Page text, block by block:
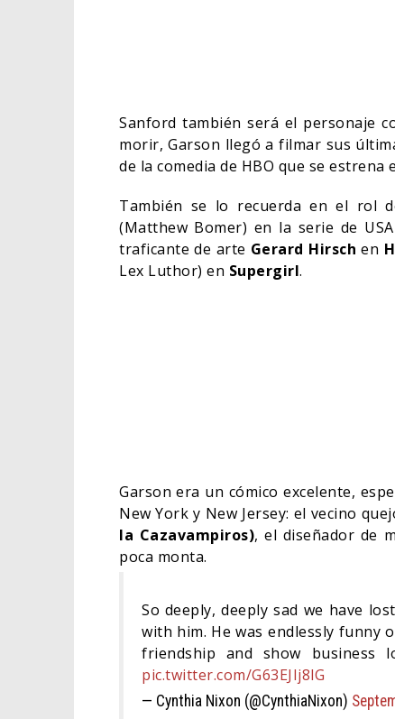
Sanford también será el personaje
morir, Garson llegó a filmar sus
de la comedia de HBO que se estrena
También se lo recuerda en el rol
(Matthew Bomer) en la serie de
traficante de arte Gerard Hirschen
Lex Luthor) en Supergirl.
Garson era un cómico excelente,
New York y New Jersey: el vecino
la Cazavampiros), el diseñador de
poca monta.
So deeply, deeply sad we have lost
with him. He was endlessly funny
friendship and show business
pic.twitter.com/G63EJIj8lG
— Cynthia Nixon (@CynthiaNixon)